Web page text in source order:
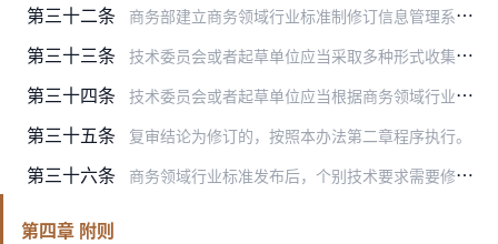
第三十二条 商务部建立商务领域行业标准制修订信息管理系统，接收社会各方对行业标准实施情况的意见建议。
第三十三条 技术委员会或者起草单位应当采取多种形式收集商务领域行业标准实施情况，及时开展评估研究。
第三十四条 技术委员会或者起草单位应当根据商务领域行业标准实施效果以及社会发展需要，对商务领域行业标准进行复审，向商务部提出继续有效、修订或者废止的复审结论。复审内容包括：
第三十五条 复审结论为修订的，按照本办法第二章程序执行。
第三十六条 商务领域行业标准发布后，个别技术要求需要修改、补充或者删减的，由技术委员会或者起草单位填写《行业标准修改通知单》，报商务部。商务部同意后以公告形式发布。
第四章 附则